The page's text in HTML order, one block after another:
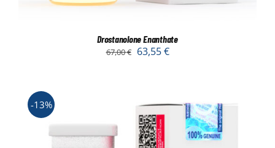
Drostanolone Enanthate
67,00€ 63,55€
-13%